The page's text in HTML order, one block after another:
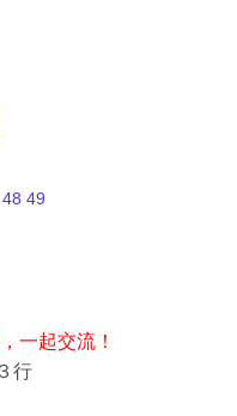
49
一起交流！
行